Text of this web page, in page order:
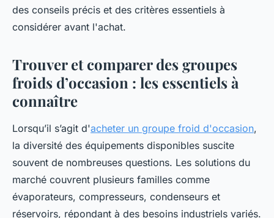
des conseils précis et des critères essentiels à
considérer avant l'achat.
Trouver et comparer des groupes
froids d’occasion : les essentiels à
connaître
Lorsqu’il s’agit d'acheter un groupe froid d'occasion,
la diversité des équipements disponibles suscite
souvent de nombreuses questions. Les solutions du
marché couvrent plusieurs familles comme
évaporateurs, compresseurs, condenseurs et
réservoirs, répondant à des besoins industriels variés.